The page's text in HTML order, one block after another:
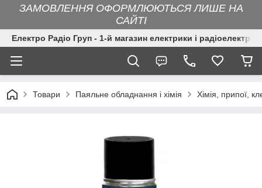
ЗАМОВЛЕННЯ ОФОРМЛЮЮТЬСЯ ЛИШЕ НА
САЙТІ
Електро Радіо Груп - 1-й магазин електрики і
Товари Паяльне обладнання і хімія Хімія, припої,